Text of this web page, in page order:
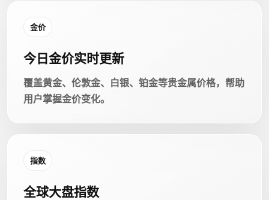
金价
今日金价实时更新
覆盖黄金、伦敦金、白银、铂金等贵金属价格，帮助
用户掌握金价变化。
指数
全球大盘指数